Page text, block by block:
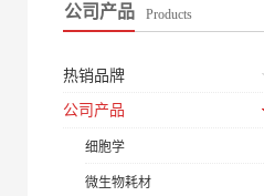
公司产品 Products
热销品牌
公司产品
细胞学
微生物耗材